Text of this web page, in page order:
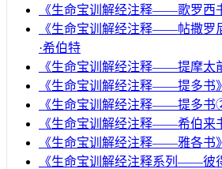
《生命宝训解经注释——歌罗西
《生命宝训解经注释——帖撒罗
·希伯特
《生命宝训解经注释——提摩太
《生命宝训解经注释——提多书
《生命宝训解经注释——提多书
《生命宝训解经注释——希伯来
《生命宝训解经注释——雅各书
《生命宝训解经注释系列——彼